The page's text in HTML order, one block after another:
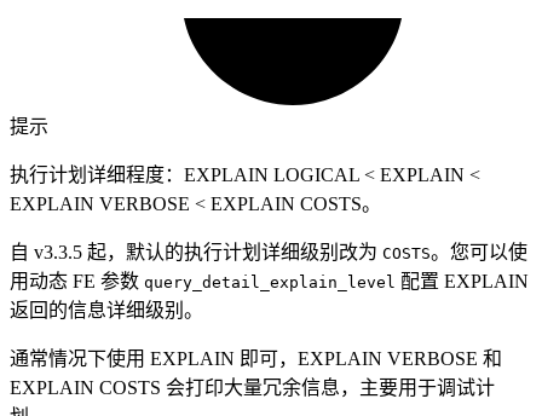
提示
执行计划详细程度：EXPLAIN LOGICAL < EXPLAIN <
EXPLAIN VERBOSE < EXPLAIN COSTS。
自 v3.3.5 起，默认的执行计划详细级别改为 COSTS。您可以使
用动态 FE 参数 query_detail_explain_level 配置 EXPLAIN
返回的信息详细级别。
通常情况下使用 EXPLAIN 即可，EXPLAIN VERBOSE 和
EXPLAIN COSTS 会打印大量冗余信息，主要用于调试计